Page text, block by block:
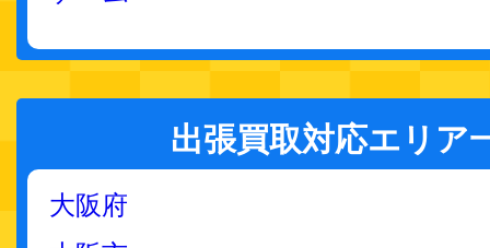
出張買取対応エリア
大阪府